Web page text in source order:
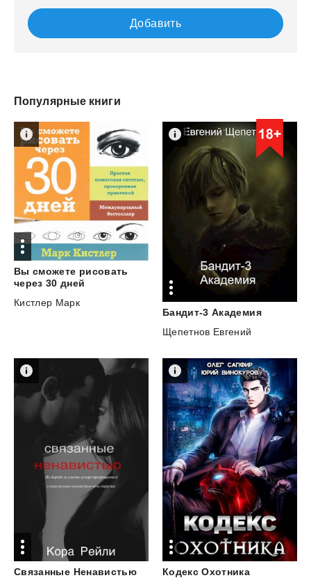
Добавить
Популярные книги
Вы сможете рисовать
через 30 дней
Кистлер Марк
Бандит-3 Академия
Щепетнов Евгений
Связанные Ненавистью
Кодекс Охотника